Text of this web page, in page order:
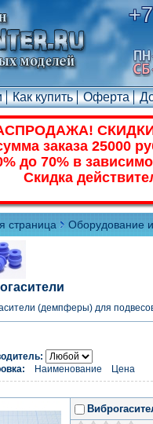
Как купить Оферта
заказа 25000
до 70% в
Скидка
страница Оборудование
(демпферы) для
Наименование Цена